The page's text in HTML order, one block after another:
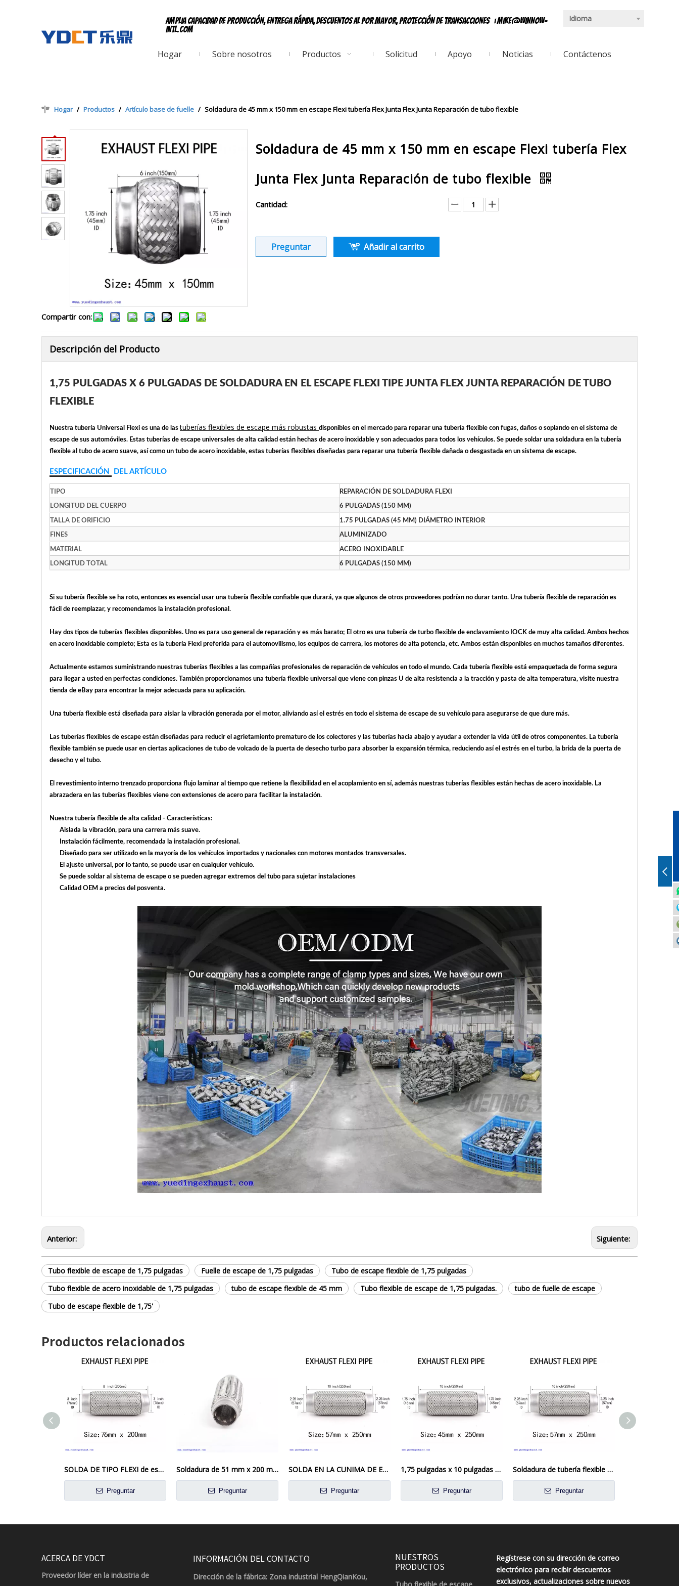
Amplia capacidad de producción, entrega rápida, descuentos al por mayor, protección de transacciones :mike@winnow-
intl.com
Idioma
Hogar Sobre nosotros Productos Solicitud Apoyo Noticias Contáctenos
Hogar / Productos / Artículo base de fuelle / Soldadura de 45 mm x 150 mm en escape Flexi tubería Flex Junta Flex Junta Reparación de tubo flexible
Compartir con:
Soldadura de 45 mm x 150 mm en escape Flexi tubería Flex
Junta Flex Junta Reparación de tubo flexible
Cantidad:
Preguntar Añadir al carrito
Descripción del Producto
1,75 PULGADAS X 6 PULGADAS DE SOLDADURA EN EL ESCAPE FLEXI TIPE JUNTA FLEX JUNTA REPARACIÓN DE TUBO
FLEXIBLE
Nuestra tubería Universal Flexi es una de lastuberías flexibles de escape más robustas disponibles en el mercado para reparar una tubería flexible con fugas, daños o soplando en el sistema de
escape de sus automóviles. Estas tuberías de escape universales de alta calidad están hechas de acero inoxidable y son adecuados para todos los vehículos. Se puede soldar una soldadura en la tubería
flexible al tubo de acero suave, así como un tubo de acero inoxidable, estas tuberías flexibles diseñadas para reparar una tubería flexible dañada o desgastada en un sistema de escape.
ESPECIFICACIÓN DEL ARTÍCULO
TIPO REPARACIÓN DE SOLDADURA FLEXI
LONGITUD DEL CUERPO 6 PULGADAS (150 MM)
TALLA DE ORIFICIO 1.75 PULGADAS (45 MM) DIÁMETRO INTERIOR
FINES ALUMINIZADO
MATERIAL ACERO INOXIDABLE
LONGITUD TOTAL 6 PULGADAS (150 MM)
Si su tubería flexible se ha roto, entonces es esencial usar una tubería flexible confiable que durará, ya que algunos de otros proveedores podrían no durar tanto. Una tubería flexible de reparación es
fácil de reemplazar, y recomendamos la instalación profesional.
Hay dos tipos de tuberías flexibles disponibles. Uno es para uso general de reparación y es más barato; El otro es una tubería de turbo flexible de enclavamiento IOCK de muy alta calidad. Ambos hechos
en acero inoxidable completo; Esta es la tubería Flexi preferida para el automovilismo, los equipos de carrera, los motores de alta potencia, etc. Ambos están disponibles en muchos tamaños diferentes.
Actualmente estamos suministrando nuestras tuberías flexibles a las compañías profesionales de reparación de vehículos en todo el mundo. Cada tubería flexible está empaquetada de forma segura
para llegar a usted en perfectas condiciones. También proporcionamos una tubería flexible universal que viene con pinzas U de alta resistencia a la tracción y pasta de alta temperatura, visite nuestra
tienda de eBay para encontrar la mejor adecuada para su aplicación.
Una tubería flexible está diseñada para aislar la vibración generada por el motor, aliviando así el estrés en todo el sistema de escape de su vehículo para asegurarse de que dure más.
Las tuberías flexibles de escape están diseñadas para reducir el agrietamiento prematuro de los colectores y las tuberías hacia abajo y ayudar a extender la vida útil de otros componentes. La tubería
flexible también se puede usar en ciertas aplicaciones de tubo de volcado de la puerta de desecho turbo para absorber la expansión térmica, reduciendo así el estrés en el turbo, la brida de la puerta de
desecho y el tubo.
El revestimiento interno trenzado proporciona flujo laminar al tiempo que retiene la flexibilidad en el acoplamiento en sí, además nuestras tuberías flexibles están hechas de acero inoxidable. La
abrazadera en las tuberías flexibles viene con extensiones de acero para facilitar la instalación.
Nuestra tubería flexible de alta calidad - Características:
Aislada la vibración, para una carrera más suave.
Instalación fácilmente, recomendada la instalación profesional.
Diseñado para ser utilizado en la mayoría de los vehículos importados y nacionales con motores montados transversales.
El ajuste universal, por lo tanto, se puede usar en cualquier vehículo.
Se puede soldar al sistema de escape o se pueden agregar extremos del tubo para sujetar instalaciones
Calidad OEM a precios del posventa.
Anterior: Siguiente:
Tubo flexible de escape de 1,75 pulgadas Fuelle de escape de 1,75 pulgadas
Tubo de escape flexible de 1,75 pulgadas
Tubo flexible de acero inoxidable de 1,75 pulgadas
tubo de escape flexible de 45 mm Tubo flexible de escape de 1,75 pulgadas.
tubo de fuelle de escape
Tubo de escape flexible de 1,75'
Productos relacionados
SOLDA DE TIPO FLEXI de escape de 76 mm x 200 mm en la reparación de tubo flexible de la junta flexible
Preguntar
Soldadura de 51 mm x 200 mm en la tubería flexible de la tubería flexible de la junta flexible reparación del tubo flexible
Preguntar
SOLDA EN LA CUNIMA DE ESCAPA DE ESCAPE DE ACERO INOXIDABLE TUBO DE TUBO FLEXI 57 mm x 250 mm
Preguntar
1,75 pulgadas x 10 pulgadas de soldadura en escape Flexi Tipe Junta Flex Junta Reparación de tubo flexible
Preguntar
Soldadura de tubería flexible de escape de 2,25 pulgadas x 10 pulgadas en reparación de tubo flexible de unión flexible
Preguntar
ACERCA DE YDCT
Proveedor líder en la industria de
INFORMACIÓN DEL CONTACTO
Dirección de la fábrica: Zona industrial HengQianKou,
NUESTROS
PRODUCTOS
Regístrese con su dirección de correo
electrónico para recibir descuentos
exclusivos, actualizaciones sobre nuevos